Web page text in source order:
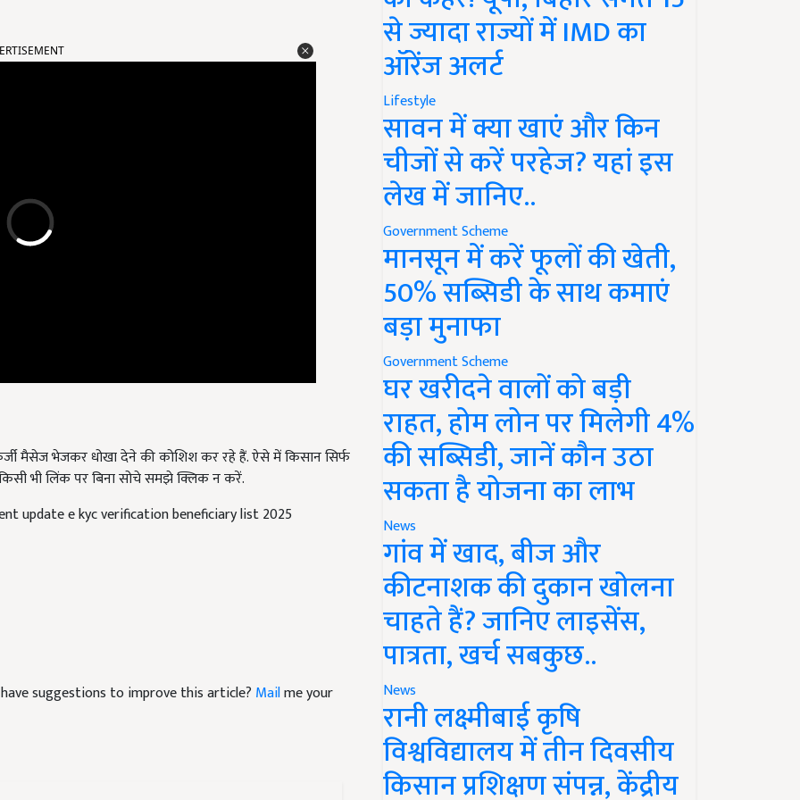
किसी भी लिंक पर बिना सोचे समझे क्लिक न करें.
से ज्यादा राज्यों में IMD का
ऑरेंज अलर्ट
Lifestyle
सावन में क्या खाएं और किन
चीजों से करें परहेज? यहां इस
लेख में जानिए..
Government Scheme
मानसून में करें फूलों की खेती,
50% सब्सिडी के साथ कमाएं
बड़ा मुनाफा
Government Scheme
घर खरीदने वालों को बड़ी
राहत, होम लोन पर मिलेगी 4%
की सब्सिडी, जानें कौन उठा
सकता है योजना का लाभ
News
गांव में खाद, बीज और
कीटनाशक की दुकान खोलना
चाहते हैं? जानिए लाइसेंस,
पात्रता, खर्च सबकुछ..
News
रानी लक्ष्मीबाई कृषि
विश्वविद्यालय में तीन दिवसीय
किसान प्रशिक्षण संपन्न, केंद्रीय